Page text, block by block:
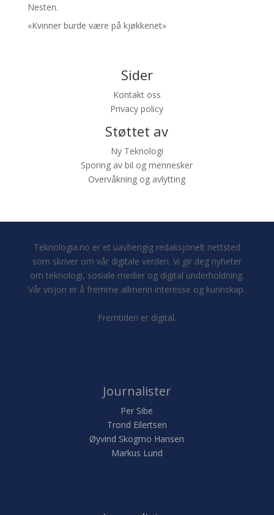
Nesten.
«Kvinner burde være på kjøkkenet»
Sider
Kontakt oss
Privacy policy
Støttet av
Ny Teknologi
Sporing av bil og mennesker
Overvåkning og avlytting
Teknologia.no er et uavhengig redaksjonelt nettsted
som skriver om vår digitale verden. Vi gir deg nyheter
om teknologi, sosiale medier og digital underholdning.
Vår visjon er å fremme allmenn interesse og kunnskap.
Fremtiden er digital.
Journalister
Per Sibe
Trond Eilertsen
Øyvind Skogmo Hansen
Markus Lund